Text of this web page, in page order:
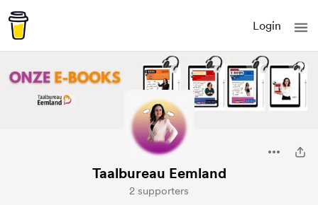
Login
Taalbureau Eemland
2 supporters